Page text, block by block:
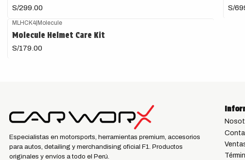
S/299.00 S/
MLHCK4|Molecule
Molecule Helmet Care Kit
S/179.00
Especialistas en motorsports, herramientas premium, accesorios
para autos, detailing y merchandising oficial F1. Productos
originales y envíos a todo el Perú.